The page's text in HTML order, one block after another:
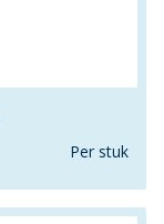
Per stuk